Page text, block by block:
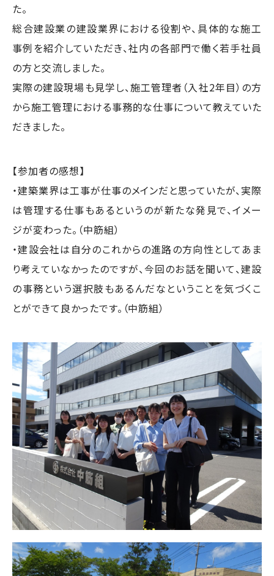
た。
総合建設業の建設業界における役割や、具体的な施工
事例を紹介していただき、社内の各部門で働く若手社員
の方と交流しました。
実際の建設現場も見学し、施工管理者（入社2年目）の方
から施工管理における事務的な仕事について教えていた
だきました。
【参加者の感想】
・建築業界は工事が仕事のメインだと思っていたが、実際
は管理する仕事もあるというのが新たな発見で、イメー
ジが変わった。（中筋組）
・建設会社は自分のこれからの進路の方向性としてあま
り考えていなかったのですが、今回のお話を聞いて、建設
の事務という選択肢もあるんだなということを気づくこ
とができて良かったです。（中筋組）